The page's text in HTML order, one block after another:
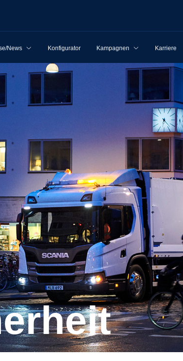
News Konfigurator Kampagnen Karriere